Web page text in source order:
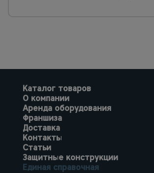
Каталог товаров
О компании
Аренда оборудования
Франшиза
Доставка
Контакты
Статьи
Защитные конструкции
Единая справочная